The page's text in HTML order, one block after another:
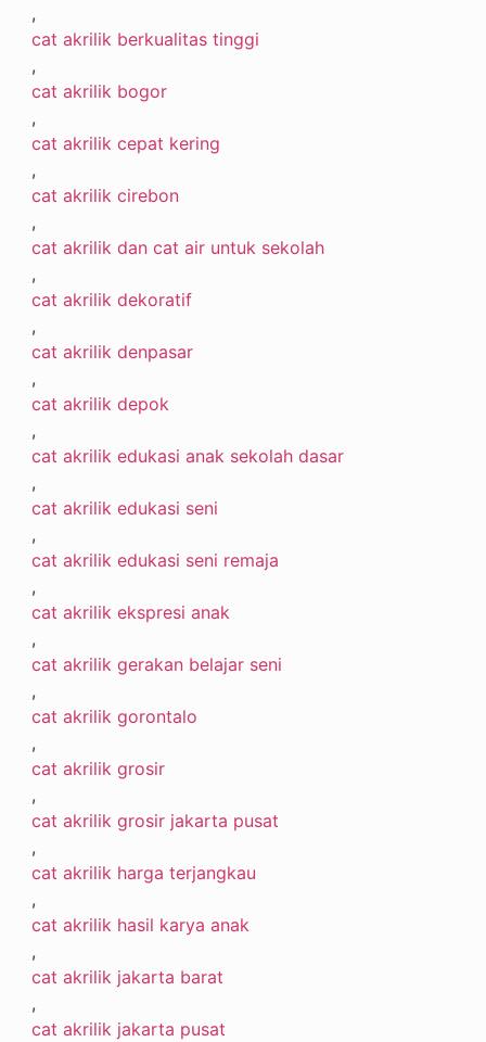
,
cat akrilik berkualitas tinggi
,
cat akrilik bogor
,
cat akrilik cepat kering
,
cat akrilik cirebon
,
cat akrilik dan cat air untuk sekolah
,
cat akrilik dekoratif
,
cat akrilik denpasar
,
cat akrilik depok
,
cat akrilik edukasi anak sekolah dasar
,
cat akrilik edukasi seni
,
cat akrilik edukasi seni remaja
,
cat akrilik ekspresi anak
,
cat akrilik gerakan belajar seni
,
cat akrilik gorontalo
,
cat akrilik grosir
,
cat akrilik grosir jakarta pusat
,
cat akrilik harga terjangkau
,
cat akrilik hasil karya anak
,
cat akrilik jakarta barat
,
cat akrilik jakarta pusat